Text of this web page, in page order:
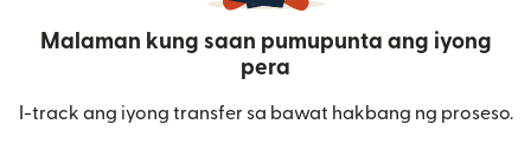
Malaman kung saan pumupunta ang iyong
pera
I-track ang iyong transfer sa bawat hakbang ng proseso.